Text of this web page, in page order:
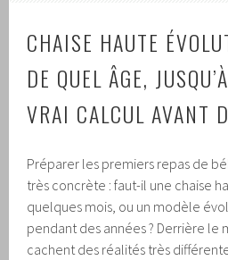
CHAISE HAUTE
DE QUEL ÂGE,
VRAI CALCUL AVANT
Préparer les premiers repas de
très concrète : faut-il une chaise
quelques mois, ou un modèle
pendant des années ? Derrière le
cachent des réalités très